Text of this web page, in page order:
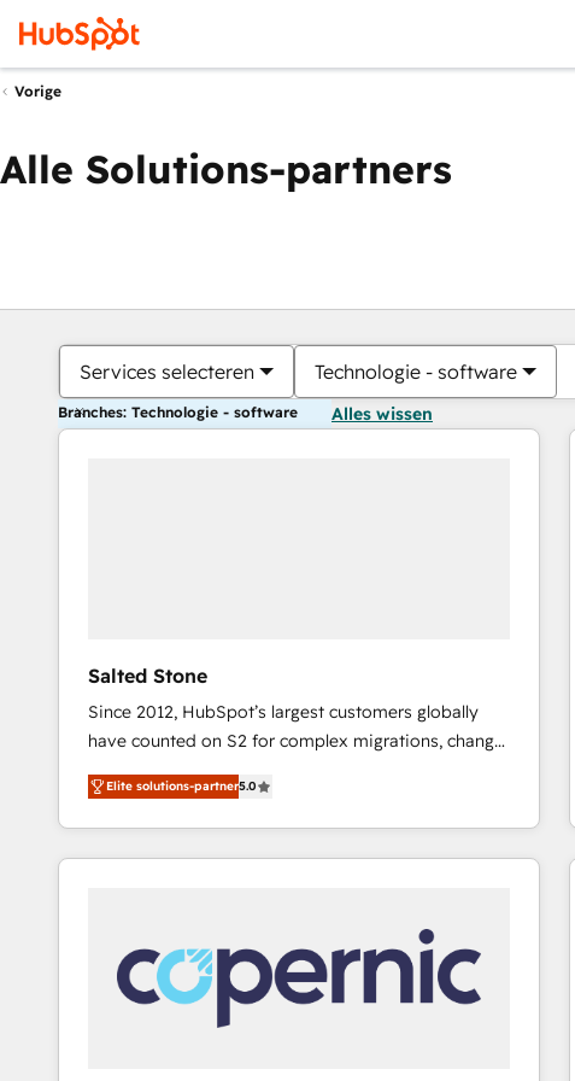
Vorige
Alle Solutions-partners
Services selecteren Technologie - software
Branches: Technologie - software Alles wissen
Salted Stone
Since 2012, HubSpot’s largest customers globally
have counted on S2 for complex migrations, change
management, systems integration, and creative
solutions that deliver measurable impact and
transform brand experiences As one of the few full-
service creative agencies in the HubSpot
regionalized HubSpot websites, integrated
marketing campaigns, & RevOps frameworks that
fuel long-term success We connect the entire
customer lifecycle through seamless integrations,
Elite solutions-partner5.0